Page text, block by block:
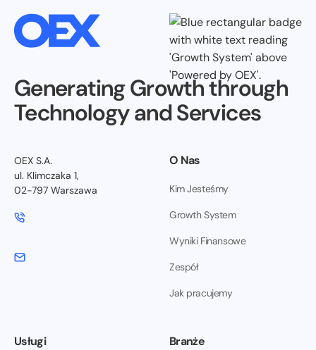
Generating Growth through
Technology and Services
OEX S.A.
ul. Klimczaka 1,
02-797 Warszawa
O Nas
Kim Jesteśmy
Growth System
Wyniki Finansowe
Zespół
Jak pracujemy
Usługi Branże